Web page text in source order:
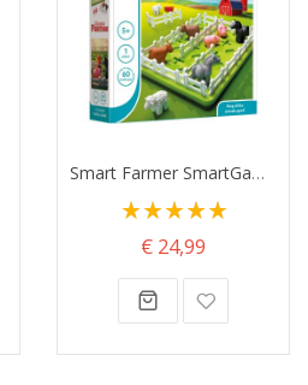
Smart Farmer SmartGames
Waardering:
100%€ 24,99